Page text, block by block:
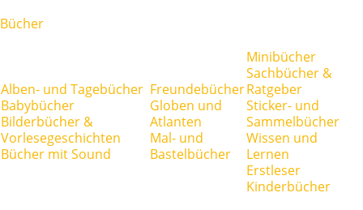
Bücher
Alben- und Tagebücher
Babybücher
Bilderbücher &
Vorlesegeschichten
Bücher mit Sound
Freundebücher
Globen und
Atlanten
Mal- und
Bastelbücher
Minibücher
Sachbücher &
Ratgeber
Sticker- und
Sammelbücher
Wissen und
Lernen
Erstleser
Kinderbücher